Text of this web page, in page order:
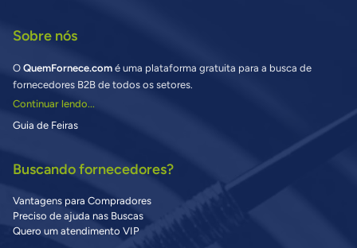
Sobre nós
O QuemFornece.com é uma plataforma gratuita para a busca de
fornecedores B2B de todos os setores.
Continuar lendo...
Guia de Feiras
Buscando fornecedores?
Vantagens para Compradores
Preciso de ajuda nas Buscas
Quero um atendimento VIP